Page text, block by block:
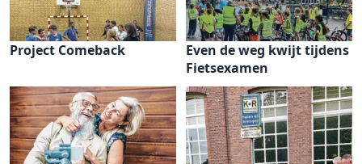
Project Comeback
Even de weg kwijt tijdens
Fietsexamen